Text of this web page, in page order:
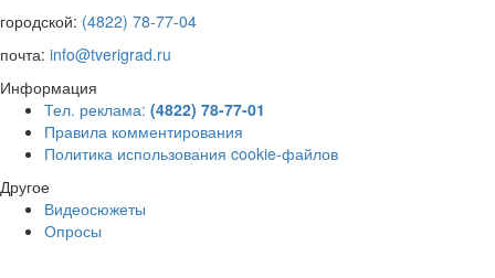
городской: (4822) 78-77-04
почта: info@tverigrad.ru
Информация
Тел. реклама: (4822) 78-77-01
Правила комментирования
Политика использования cookie-файлов
Другое
Видеосюжеты
Опросы